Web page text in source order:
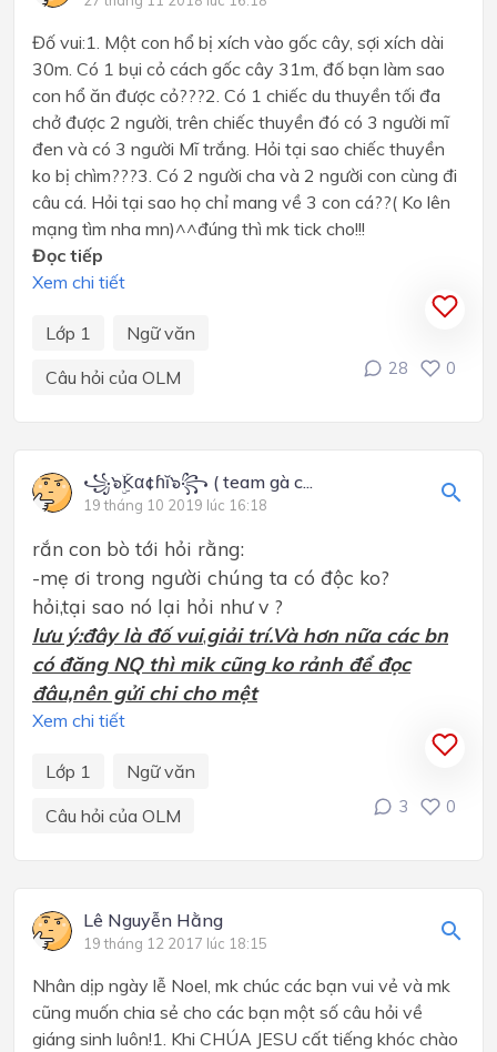
Đố vui:1. Một con hổ bị xích vào gốc cây, sợi xích dài
30m. Có 1 bụi cỏ cách gốc cây 31m, đố bạn làm sao
con hổ ăn được cỏ???2. Có 1 chiếc du thuyền tối đa
chở được 2 người, trên chiếc thuyền đó có 3 người mĩ
đen và có 3 người Mĩ trắng. Hỏi tại sao chiếc thuyền
ko bị chìm???3. Có 2 người cha và 2 người con cùng đi
câu cá. Hỏi tại sao họ chỉ mang về 3 con cá??( Ko lên
mạng tìm nha mn)^^đúng thì mk tick cho!!!
Đọc tiếp
Xem chi tiết
Lớp 1
Ngữ văn
Câu hỏi của OLM
28 0
꧁๖ۣۜKα¢ɦĭ๖꧂ ( team gà c...
19 tháng 10 2019 lúc 16:18
rắn con bò tới hỏi rằng:
-mẹ ơi trong người chúng ta có độc ko?
hỏi,tại sao nó lại hỏi như v ?
lưu ý:đây là đố vui,giải trí.Và hơn nữa các bn
có đăng NQ thì mik cũng ko rảnh để đọc
đâu,nên gửi chi cho mệt
Xem chi tiết
Lớp 1
Ngữ văn
Câu hỏi của OLM
3 0
Lê Nguyễn Hằng
19 tháng 12 2017 lúc 18:15
Nhân dịp ngày lễ Noel, mk chúc các bạn vui vẻ và mk
cũng muốn chia sẻ cho các bạn một số câu hỏi về
giáng sinh luôn!1. Khi CHÚA JESU cất tiếng khóc chào